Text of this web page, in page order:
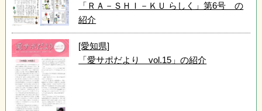
「ＲＡ－ＳＨＩ－ＫＵ らしく」第6号 の
紹介
[愛知県]
「愛サポだより vol.15」の紹介